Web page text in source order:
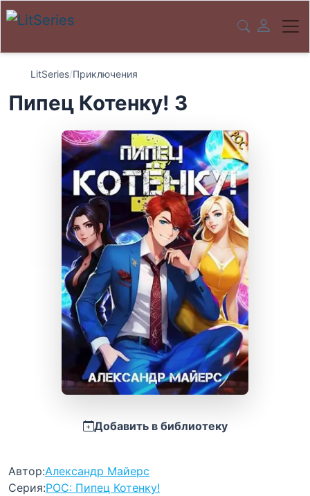
LitSeries/Приключения
Пипец Котенку! 3
Добавить в библиотеку
Автор:Александр Майерс
Серия:РОС: Пипец Котенку!